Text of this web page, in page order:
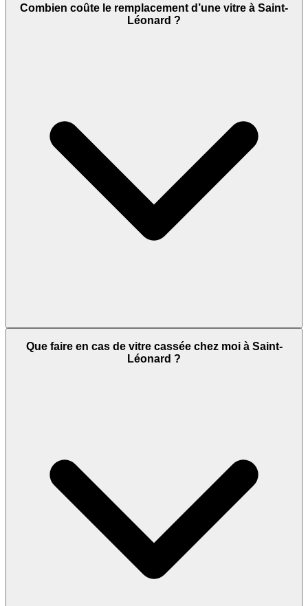
Combien coûte le remplacement d’une vitre à Saint-
Léonard ?
Que faire en cas de vitre cassée chez moi à Saint-
Léonard ?